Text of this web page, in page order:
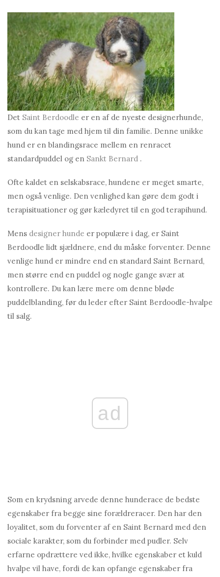
Det Saint Berdoodle er en af ​​de nyeste designerhunde,
som du kan tage med hjem til din familie. Denne unikke
hund er en blandingsrace mellem en renracet
standardpuddel og en Sankt Bernard .
Ofte kaldet en selskabsrace, hundene er meget smarte,
men også venlige. Den venlighed kan gøre dem godt i
terapisituationer og gør kæledyret til en god terapihund.
Mens designer hunde er populære i dag, er Saint
Berdoodle lidt sjældnere, end du måske forventer. Denne
venlige hund er mindre end en standard Saint Bernard,
men større end en puddel og nogle gange svær at
kontrollere. Du kan lære mere om denne bløde
puddelblanding, før du leder efter Saint Berdoodle-hvalpe
til salg.
ad
Som en krydsning arvede denne hunderace de bedste
egenskaber fra begge sine forældreracer. Den har den
loyalitet, som du forventer af en Saint Bernard med den
sociale karakter, som du forbinder med pudler. Selv
erfarne opdrættere ved ikke, hvilke egenskaber et kuld
hvalpe vil have, fordi de kan opfange egenskaber fra